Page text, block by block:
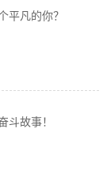
平凡的你？
故事！